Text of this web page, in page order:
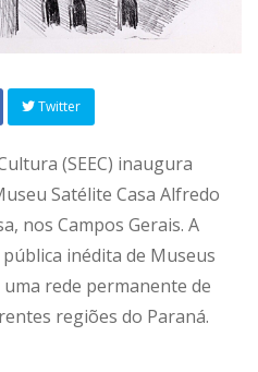
Twitter
(SEEC) inaugura
Satélite Casa Alfredo
nos Campos Gerais. A
inédita de Museus
rede permanente de
regiões do Paraná.